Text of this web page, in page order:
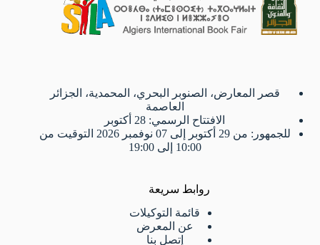
قصر المعارض، الصنوبر البحري، المحمدية، الجزائر
العاصمة
الافتتاح الرسمي: 28 أكتوبر
للجمهور: من 29 أكتوبر إلى 07 نوفمبر 2026 التوقيت من
10:00 إلى 19:00
روابط سريعة
قائمة التوكيلات
عن المعرض
إتصل بنا